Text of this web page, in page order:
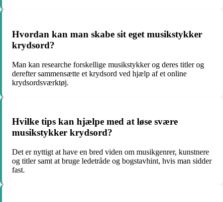
Hvordan kan man skabe sit eget musikstykker
krydsord?
Man kan researche forskellige musikstykker og deres titler og
derefter sammensætte et krydsord ved hjælp af et online
krydsordsværktøj.
Hvilke tips kan hjælpe med at løse svære
musikstykker krydsord?
Det er nyttigt at have en bred viden om musikgenrer, kunstnere
og titler samt at bruge ledetråde og bogstavhint, hvis man sidder
fast.